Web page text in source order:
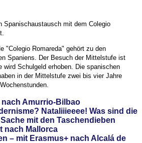
Spanischaustausch mit dem Colegio
"Colegio Romareda" gehört zu den
Spaniens. Der Besuch der Mittelstufe ist
wird Schulgeld erhoben. Die spanischen
in der Mittelstufe zwei bis vier Jahre
nach Amurrio-Bilbao
Nataliiieeee! Was sind die
mit den Taschendieben
nach Mallorca
– mit Erasmus+ nach Alcalá de